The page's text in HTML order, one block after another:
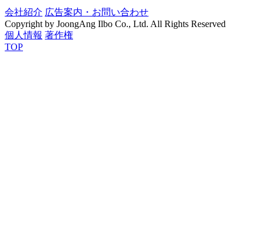
会社紹介 広告案内・お問い合わせ
Copyright by JoongAng Ilbo Co., Ltd. All Rights Reserved
個人情報 著作権
TOP